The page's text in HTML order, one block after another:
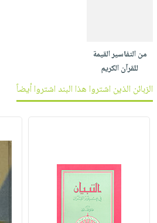
مطرزات
حقائب
حلي
عناية
بالذات
مناسبات
حدود
وفرات
عن
الشركة
أسئلة
التسوق
من التفاسير القيمة
للقرآن الكريم
الزبائن الذين اشتروا هذا البند اشتروا أيضاً